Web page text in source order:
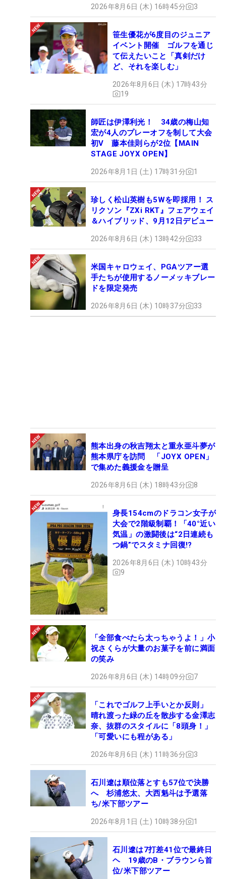
2026年8月6日 (木) 16時45分 3
笹生優花が6度目のジュニア
イベント開催 ゴルフを通じ
て伝えたいこと「真剣だけ
ど、それを楽しむ」
2026年8月6日 (木) 17時43分
19
師匠は伊澤利光！ 34歳の梅山知
宏が4人のプレーオフを制して大会
初V 藤本佳則らが2位【MAIN
STAGE JOYX OPEN】
2026年8月1日 (土) 17時31分 1
珍しく松山英樹も5Wを即採用！ ス
リクソン『ZXi RKT』フェアウェイ
＆ハイブリッド、9月12日デビュー
2026年8月6日 (木) 13時42分 33
米国キャロウェイ、PGAツアー選
手たちが使用するノーメッキブレー
ドを限定発売
2026年8月6日 (木) 10時37分 33
熊本出身の秋吉翔太と重永亜斗夢が
熊本県庁を訪問 「JOYX OPEN」
で集めた義援金を贈呈
2026年8月6日 (木) 18時43分 8
身長154cmのドラコン女子が
大会で2階級制覇！「40°近い
気温」の激闘後は“2日連続も
つ鍋”でスタミナ回復!?
2026年8月6日 (木) 10時43分
9
「全部食べたら太っちゃうよ！」小
祝さくらが大量のお菓子を前に満面
の笑み
2026年8月6日 (木) 14時09分 7
「これでゴルフ上手いとか反則」
晴れ渡った緑の丘を散歩する金澤志
奈、抜群のスタイルに「8頭身！」
「可愛いにも程がある」
2026年8月6日 (木) 11時36分 3
石川遼は順位落とすも57位で決勝
へ 杉浦悠太、大西魁斗は予選落
ち/米下部ツアー
2026年8月1日 (土) 10時38分 1
石川遼は7打差41位で最終日
ヘ 19歳のB・ブラウンら首
位/米下部ツアー